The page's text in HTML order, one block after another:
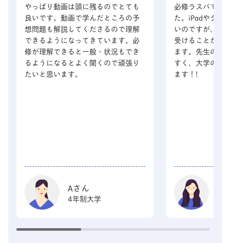
やっぱり動画は頭に残るのでとても
良いです。動画で学んだところの予
想問題も解説してくださるので理解
できるようになってきています。必
修が理解できると一般・状況もでき
るようになるとよく聞くので頑張り
たいと思います。
Aさん
4年制大学
必修ラスパで必
た。iPadやタブ
いのですが、ス
受けることが出
ます。先生の講
すく、大学の先
ます！!